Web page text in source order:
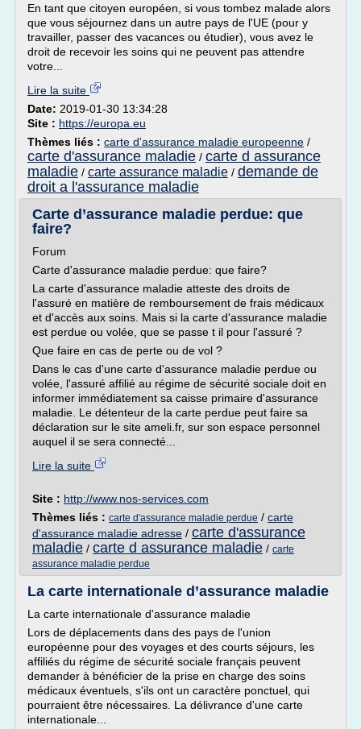
En tant que citoyen européen, si vous tombez malade alors
que vous séjournez dans un autre pays de l'UE (pour y
travailler, passer des vacances ou étudier), vous avez le
droit de recevoir les soins qui ne peuvent pas attendre
votre...
Lire la suite
Date: 2019-01-30 13:34:28
Site : https://europa.eu
Thèmes liés : carte d'assurance maladie europeenne /
carte d'assurance maladie / carte d assurance
maladie / carte assurance maladie / demande de
droit a l'assurance maladie
Carte d’assurance maladie perdue: que
faire?
Forum
Carte d'assurance maladie perdue: que faire?
La carte d'assurance maladie atteste des droits de
l'assuré en matière de remboursement de frais médicaux
et d'accès aux soins. Mais si la carte d'assurance maladie
est perdue ou volée, que se passe t il pour l'assuré ?
Que faire en cas de perte ou de vol ?
Dans le cas d'une carte d'assurance maladie perdue ou
volée, l'assuré affilié au régime de sécurité sociale doit en
informer immédiatement sa caisse primaire d'assurance
maladie. Le détenteur de la carte perdue peut faire sa
déclaration sur le site ameli.fr, sur son espace personnel
auquel il se sera connecté...
Lire la suite
Site : http://www.nos-services.com
Thèmes liés : carte d'assurance maladie perdue / carte
d'assurance maladie adresse / carte d'assurance
maladie / carte d assurance maladie / carte
assurance maladie perdue
La carte internationale d’assurance maladie
La carte internationale d'assurance maladie
Lors de déplacements dans des pays de l'union
européenne pour des voyages et des courts séjours, les
affiliés du régime de sécurité sociale français peuvent
demander à bénéficier de la prise en charge des soins
médicaux éventuels, s'ils ont un caractère ponctuel, qui
pourraient être nécessaires. La délivrance d'une carte
internationale...